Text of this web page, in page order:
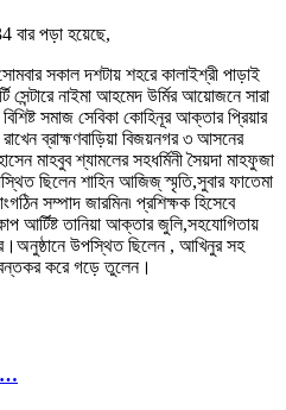
বার পড়া হয়েছে,
সকাল দশটায় শহরে কালাইশ্রী পাড়াই
সেন্টারে নাইমা আহমেদ উর্মির আয়োজনে সারা
সমাজ সেবিকা কোহিনূর আক্তার প্রিয়ার
ব্রাহ্মণবাড়িয়া বিজয়নগর ৩ আসনের
মাহবুব শ্যামলের সহধর্মিনী সৈয়দা মাহফুজা
ছিলেন শাহিন আজিজ্ স্মৃতি,সুবার ফাতেমা
সম্পাদ জারমিন৷ প্রশিক্ষক হিসেবে
আর্টিষ্ট তানিয়া আক্তার জুলি,সহযোগিতায়
উপস্থিত ছিলেন , আখিনুর সহ
করে গড়ে তুলেন।